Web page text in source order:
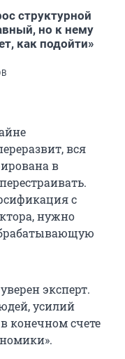
структурной
но к нему
как подойти»
вся
в
с
нужно
эксперт.
усилий
конечном счете